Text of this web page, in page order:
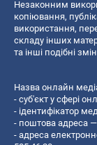
Незаконним
копiювання,
використання,
складу інших
та інші подібні
Назва онлайн
- суб'єкт у сфері
- ідентифікатор
- поштова адреса —
- адреса